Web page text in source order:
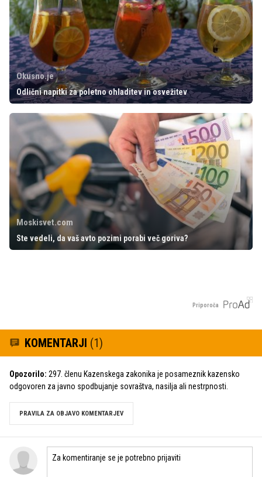
Okusno.je
Odlični napitki za poletno ohladitev in osvežitev
Moskisvet.com
Ste vedeli, da vaš avto pozimi porabi več goriva?
Priporoča
KOMENTARJI (1)
Opozorilo: 297. členu Kazenskega zakonika je posameznik kazensko
odgovoren za javno spodbujanje sovraštva, nasilja ali nestrpnosti.
PRAVILA ZA OBJAVO KOMENTARJEV